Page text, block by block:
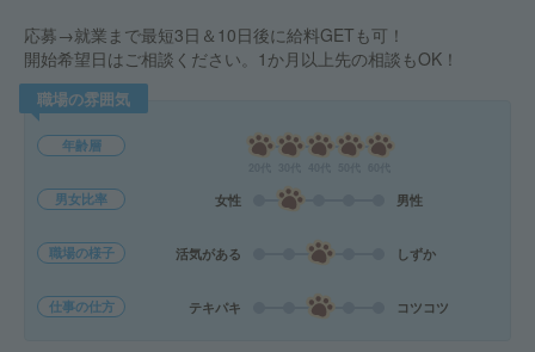
応募→就業まで最短3日＆10日後に給料GETも可！
開始希望日はご相談ください。1か月以上先の相談もOK！
職場の雰囲気
年齢層
男女比率 女性 男性
職場の様子 活気がある しずか
仕事の仕方 テキパキ コツコツ